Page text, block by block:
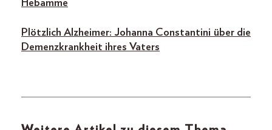
Hebamme
Plötzlich Alzheimer: Johanna Constantini über die
Demenzkrankheit ihres Vaters